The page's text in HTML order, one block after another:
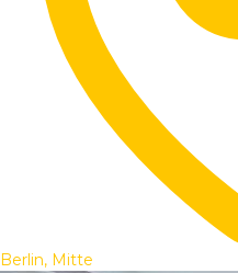
Berlin, Mitte